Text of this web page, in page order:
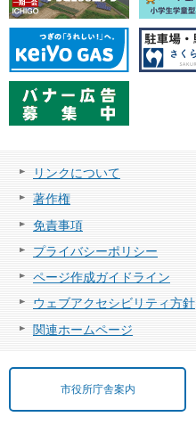
リンクについて
著作権
免責事項
プライバシーポリシー
ページ作成ガイドライン
ウェブアクセシビリティ方針
関連ホームページ
市役所庁舎案内